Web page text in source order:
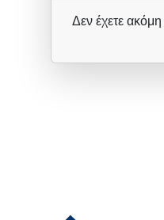
Δεν έχετε